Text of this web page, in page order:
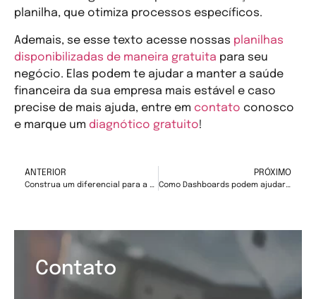
planilha, que otimiza processos específicos.
Ademais, se esse texto acesse nossas planilhas
disponibilizadas de maneira gratuita para seu
negócio. Elas podem te ajudar a manter a saúde
financeira da sua empresa mais estável e caso
precise de mais ajuda, entre em contato conosco
e marque um diagnótico gratuito!
ANTERIOR
Construa um diferencial para a sua imobiliária
PRÓXIMO
Como Dashboards podem ajudar na sua empresa?
Contato